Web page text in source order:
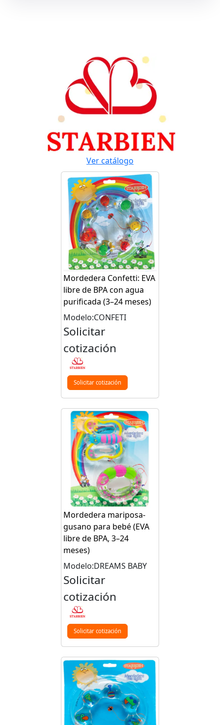
Ver catálogo
Mordedera Confetti: EVA
libre de BPA con agua
purificada (3–24 meses)
Modelo:CONFETI
Solicitar
cotización
Solicitar cotización
Mordedera mariposa-
gusano para bebé (EVA
libre de BPA, 3–24
meses)
Modelo:DREAMS BABY
Solicitar
cotización
Solicitar cotización